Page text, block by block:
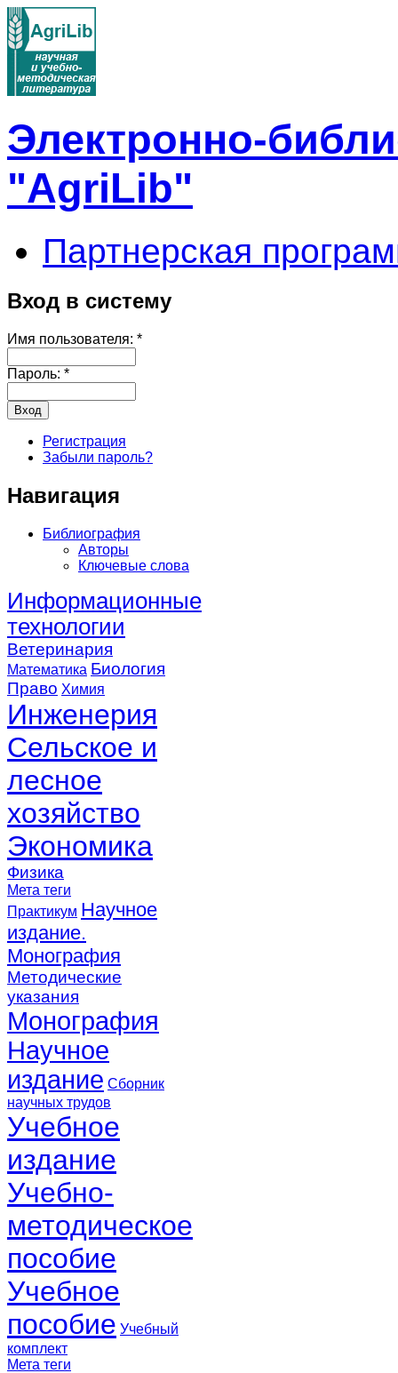
Электронно-
"AgriLib"
Партнерская
Вход в систему
Имя пользователя: *
Пароль: *
Регистрация
Забыли пароль?
Навигация
Библиография
Авторы
Ключевые слова
Информационные
технологии
Ветеринария
Математика Биология
Право Химия
Инженерия
Сельское и
лесное
хозяйство
Экономика
Физика
Мета теги
Практикум Научное
издание.
Монография
Методические
указания
Монография
Научное
издание Сборник
научных трудов
Учебное
издание
Учебно-
методическое
пособие
Учебное
пособие Учебный
комплект
Мета теги